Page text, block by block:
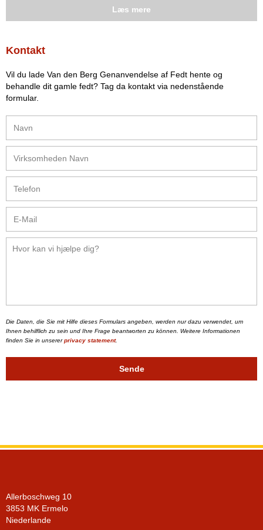
Læs mere
Kontakt
Vil du lade Van den Berg Genanvendelse af Fedt hente og
behandle dit gamle fedt? Tag da kontakt via nedenstående
formular.
Die Daten, die Sie mit Hilfe dieses Formulars angeben, werden nur dazu verwendet, um
Ihnen behilflich zu sein und Ihre Frage beantworten zu können. Weitere Informationen
finden Sie in unsererprivacy statement.
Sende
Allerboschweg 10
3853 MK Ermelo
Niederlande